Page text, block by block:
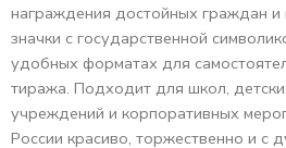
награждения достойных граждан и
значки с государственной
удобных форматах для
тиража. Подходит для школ,
учреждений и корпоративных
России красиво, торжественно и с